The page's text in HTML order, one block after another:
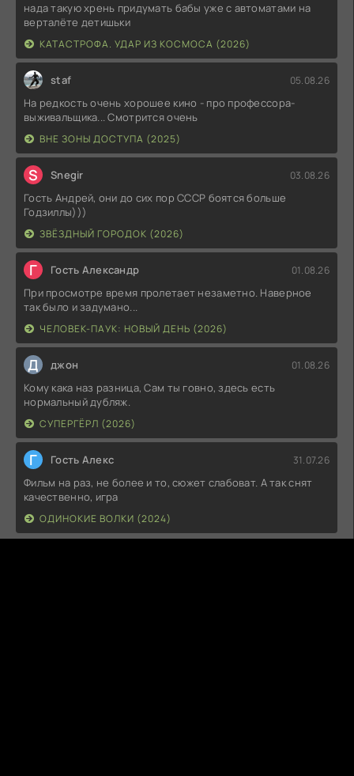
нада такую хрень придумать бабы уже с автоматами на
верталёте детишьки
КАТАСТРОФА. УДАР ИЗ КОСМОСА (2026)
staf 05.08.26
На редкость очень хорошее кино - про профессора-
выживальщика... Смотрится очень
ВНЕ ЗОНЫ ДОСТУПА (2025)
S Snegir 03.08.26
Гость Андрей, они до сих пор СССР боятся больше
Годзиллы)))
ЗВЁЗДНЫЙ ГОРОДОК (2026)
Г Гость Александр 01.08.26
При просмотре время пролетает незаметно. Наверное
так было и задумано...
ЧЕЛОВЕК-ПАУК: НОВЫЙ ДЕНЬ (2026)
Д джон 01.08.26
Кому кака наз разница, Сам ты говно, здесь есть
нормальный дубляж.
СУПЕРГЁРЛ (2026)
Г Гость Алекс 31.07.26
Фильм на раз, не более и то, сюжет слабоват. А так снят
качественно, игра
ОДИНОКИЕ ВОЛКИ (2024)